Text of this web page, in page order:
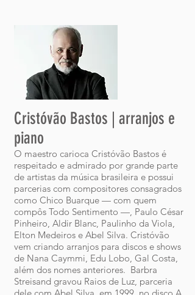
Cristóvão Bastos | arranjos e
piano
O maestro carioca Cristóvão Bastos é
respeitado e admirado por grande parte
de artistas da música brasileira e possui
parcerias com compositores consagrados
como Chico Buarque — com quem
compôs Todo Sentimento —, Paulo César
Pinheiro, Aldir Blanc, Paulinho da Viola,
Elton Medeiros e Abel Silva. Cristóvão
vem criando arranjos para discos e shows
de Nana Caymmi, Edu Lobo, Gal Costa,
além dos nomes anteriores. Barbra
Streisand gravou Raios de Luz, parceria